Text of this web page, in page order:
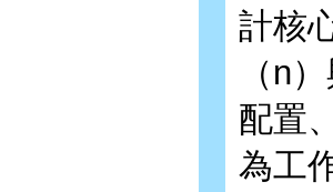
計核
（n
配置
為工